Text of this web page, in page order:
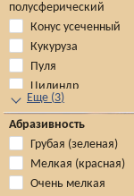
полусферический
Конус усеченный
Кукуруза
Пуля
Цилиндр
Еще (3)
Абразивность
Грубая (зеленая)
Мелкая (красная)
Очень мелкая